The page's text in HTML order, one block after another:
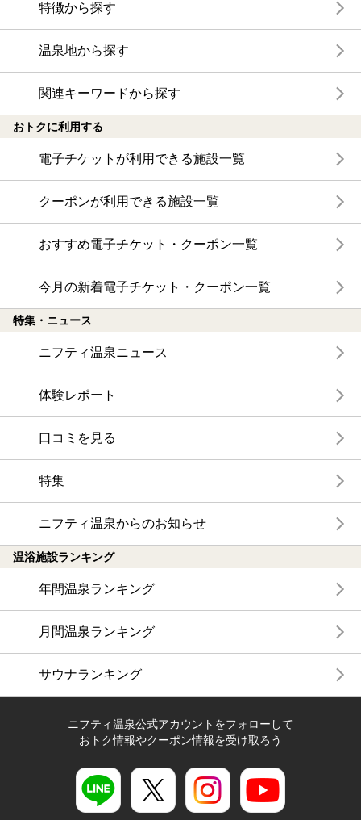
特徴から探す
温泉地から探す
関連キーワードから探す
おトクに利用する
電子チケットが利用できる施設一覧
クーポンが利用できる施設一覧
おすすめ電子チケット・クーポン一覧
今月の新着電子チケット・クーポン一覧
特集・ニュース
ニフティ温泉ニュース
体験レポート
口コミを見る
特集
ニフティ温泉からのお知らせ
温浴施設ランキング
年間温泉ランキング
月間温泉ランキング
サウナランキング
ニフティ温泉公式アカウントをフォローして
おトク情報やクーポン情報を受け取ろう